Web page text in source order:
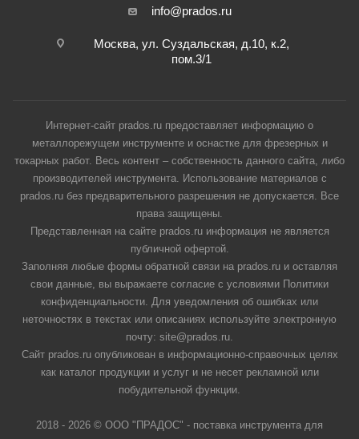
info@prados.ru
Москва, ул. Суздальская, д.10, к.2,
пом.3/1
Интернет-сайт prados.ru предоставляет информацию о
металлорежущем инструменте и оснастке для фрезерных и
токарных работ. Весь контент – собственность данного сайта, либо
производителей инструмента. Использование материалов с
prados.ru без предварительного разрешения не допускается. Все
права защищены.
Представленная на сайте prados.ru информация не является
публичной офертой.
Заполняя любые формы обратной связи на prados.ru и оставляя
свои данные, вы выражаете согласие с условиями Политики
конфиденциальности. Для уведомления об ошибках или
неточностях в текстах или описаниях используйте электронную
почту: site@prados.ru.
Сайт prados.ru опубликован в информационно-справочных целях
как каталог продукции и услуг и не несет рекламной или
побудительной функции.
2018 - 2026 © ООО "ПРАДОС" - поставка инструмента для